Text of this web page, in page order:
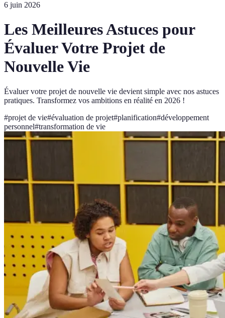
6 juin 2026
Les Meilleures Astuces pour
Évaluer Votre Projet de
Nouvelle Vie
Évaluer votre projet de nouvelle vie devient simple avec nos astuces
pratiques. Transformez vos ambitions en réalité en 2026 !
#projet de vie#évaluation de projet#planification#développement
personnel#transformation de vie